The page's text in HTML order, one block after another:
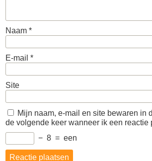
Naam *
E-mail *
Site
Mijn naam, e-mail en site bewaren in
de volgende keer wanneer ik een reactie
− 8 = een